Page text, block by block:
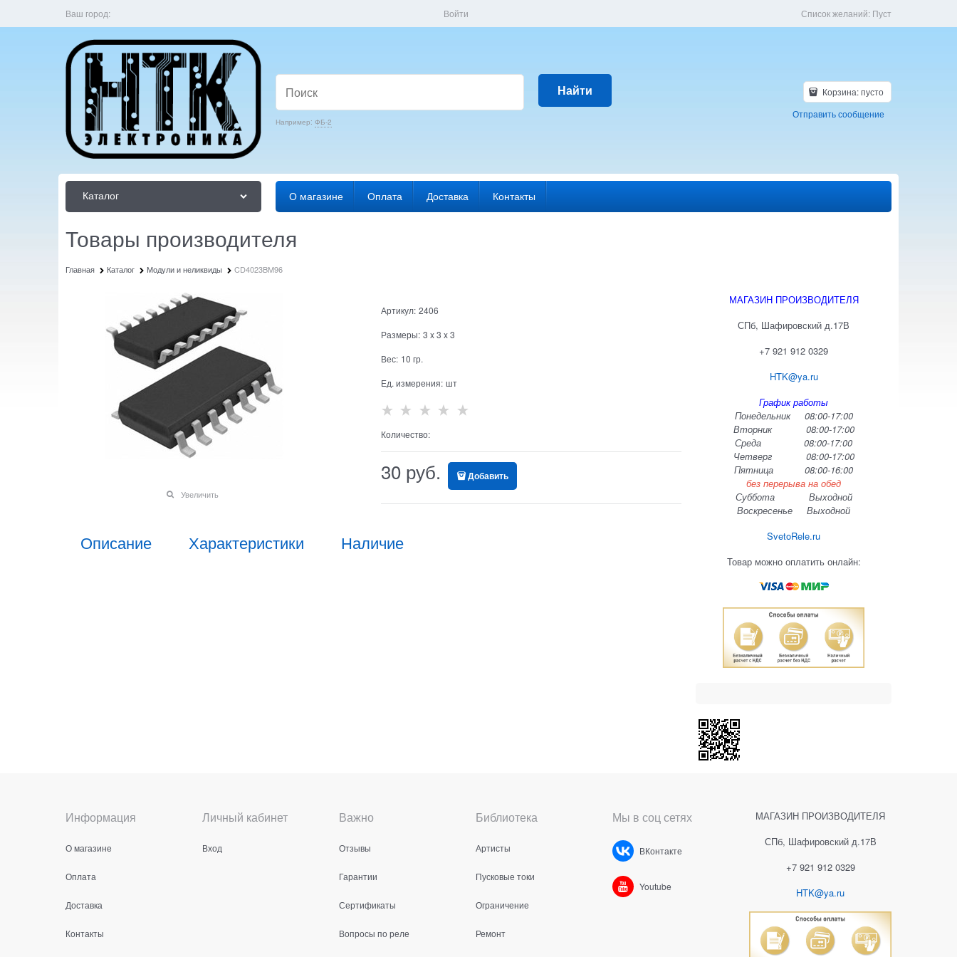
Ваш город: Войти Список желаний: Пуст
Например: ФБ-2
Найти Корзина:пусто
Отправить сообщение
Каталог О магазине Оплата Доставка Контакты
Товары производителя
Главная Каталог Модули и неликвиды CD4023BM96
Увеличить
Артикул: 2406
Размеры: 3 x3 x3
Вес: 10 гр.
Ед. измерения: шт
Количество:
30 руб. Добавить
Описание Характеристики Наличие
МАГАЗИН ПРОИЗВОДИТЕЛЯ
СПб, Шафировский д.17В
+7 921 912 0329
HTK@ya.ru
График работы
Понедельник 08:00-17:00
Вторник 08:00-17:00
Среда 08:00-17:00
Четверг 08:00-17:00
Пятница 08:00-16:00
без перерыва на обед
Суббота Выходной
Воскресенье Выходной
SvetoRele.ru
Товар можно оплатить онлайн:
Информация
О магазине
Оплата
Доставка
Контакты
Личный кабинет
Вход
Важно
Отзывы
Гарантии
Сертификаты
Вопросы по реле
Библиотека
Артисты
Пусковые токи
Ограничение
Ремонт
Мы в соц сетях
ВКонтакте
Youtube
МАГАЗИН ПРОИЗВОДИТЕЛЯ
СПб, Шафировский д.17В
+7 921 912 0329
HTK@ya.ru